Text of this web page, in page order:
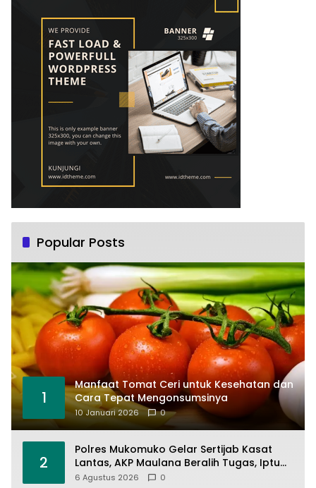
Popular Posts
1
Manfaat Tomat Ceri untuk Kesehatan dan
Cara Tepat Mengonsumsinya
10 Januari 2026 0
2
Polres Mukomuko Gelar Sertijab Kasat
Lantas, AKP Maulana Beralih Tugas, Iptu
Dedi Napitupulu Jabat Kasat Lantas
6 Agustus 2026 0